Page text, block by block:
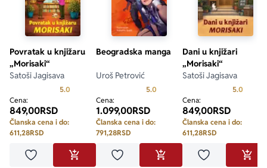
Povratak u knjižaru
„Morisaki“
Satoši Jagisava
5.0 Prosecna ocena je 5.0 od 5
Cena:
849,00RSD
Članska cena i do:
611,28RSD
Dodaj u omiljeneDODAJ U KORPU
Beogradska manga
Uroš Petrović
5.0 Prosecna ocena je 5.0 od 5
Cena:
1.099,00RSD
Članska cena i do:
791,28RSD
Dodaj u omiljeneDODAJ U KORPU
Dani u knjižari
„Morisaki“
Satoši Jagisava
5.0
Cena:
849,00RSD
Članska cena i do:
611,28RSD
Dodaj u